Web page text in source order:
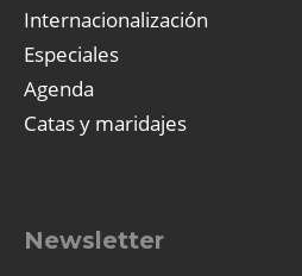
Internacionalización
Especiales
Agenda
Catas y maridajes
Newsletter